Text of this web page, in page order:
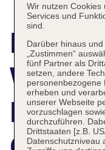
White
Wir nutzen Cookies
Services und
sind.
Darüber hinaus
„Zustimmen“
fünf Partner als
setzen, andere
personenbezogene
erheben und
unserer Webseite
vorzuschlagen
durchzuführen.
Drittstaaten [z.B.
Datenschutzniveau